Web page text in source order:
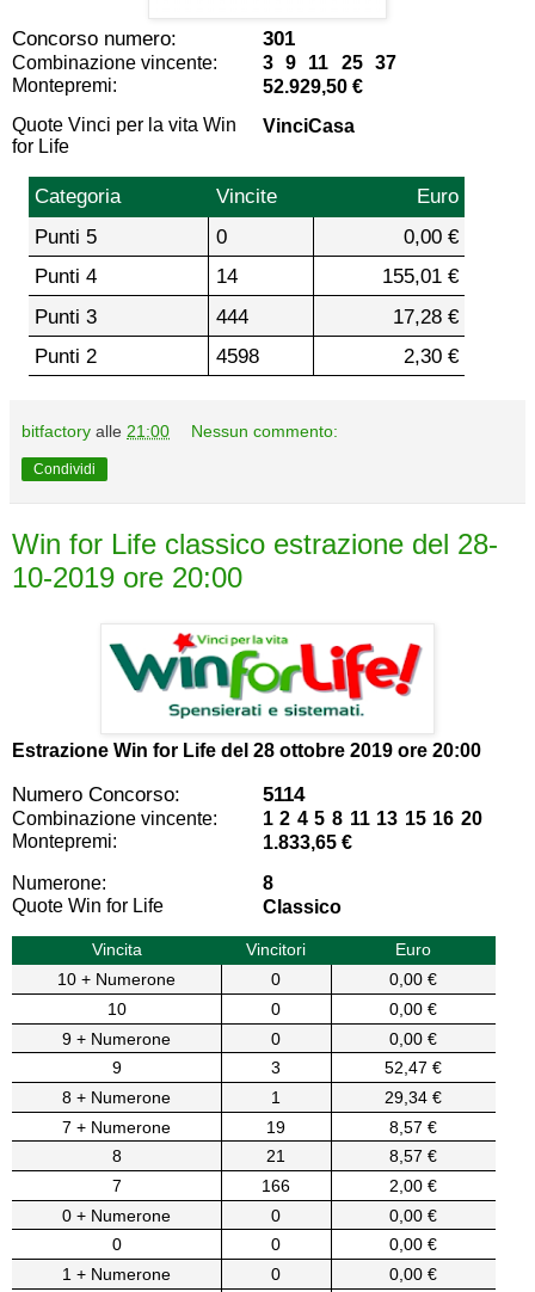
Concorso numero: 301
Combinazione vincente:
3 9 11 25 37
Montepremi:
52.929,50 €
Quote Vinci per la vita Win
for Life
VinciCasa
Categoria Vincite
Euro
Punti 5
0
0,00 €
Punti 4
14
155,01 €
Punti 3
444
17,28 €
Punti 2
4598 2,30 €
bitfactory alle 21:00 Nessun commento:
Condividi
Win for Life classico estrazione del 28-
10-2019 ore 20:00
Estrazione Win for Life del 28 ottobre 2019 ore 20:00
Numero Concorso: 5114
Combinazione vincente:
1 2 4 5 8 11 13 15 16 20
Montepremi:
1.833,65 €
Numerone:
8
Quote Win for Life
Classico
Vincita Vincitori
Euro
10 + Numerone
0
0,00 €
10
0
0,00 €
9 + Numerone
0
0,00 €
9
3
52,47 €
8 + Numerone
1
29,34 €
7 + Numerone
19
8,57 €
8
21
8,57 €
7
166
2,00 €
0 + Numerone
0
0,00 €
0
0
0,00 €
1 + Numerone
0
0,00 €